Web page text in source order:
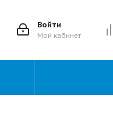
Войти
Мой кабинет